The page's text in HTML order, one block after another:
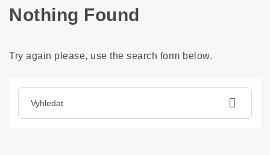
Nothing Found
Try again please, use the search form below.